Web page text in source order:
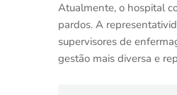
Atualmente, o hospital
pardos. A
supervisores de
gestão mais diversa e